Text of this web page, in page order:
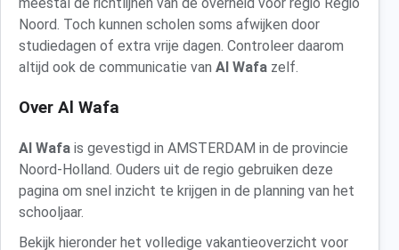
meestal de richtlijnen van de overheid voor regio Regio
Noord. Toch kunnen scholen soms afwijken door
studiedagen of extra vrije dagen. Controleer daarom
altijd ook de communicatie van Al Wafa zelf.
Over Al Wafa
Al Wafa is gevestigd in AMSTERDAM in de provincie
Noord-Holland. Ouders uit de regio gebruiken deze
pagina om snel inzicht te krijgen in de planning van het
schooljaar.
Bekijk hieronder het volledige vakantieoverzicht voor